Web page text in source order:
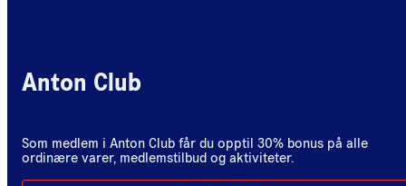
Anton Club
Som medlem i Anton Club får du opptil 30% bonus på alle
ordinære varer, medlemstilbud og aktiviteter.